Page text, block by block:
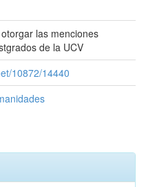
las menciones
de la UCV
10872/14440